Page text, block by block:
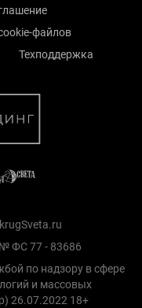
файлов
Техподдержка
ФС 77 - 83686
по надзору в сфере
и массовых
26.07.2022 18+